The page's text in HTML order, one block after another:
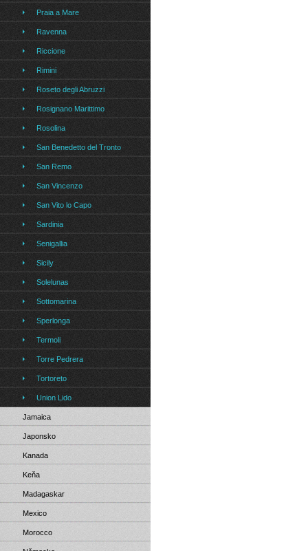
Praia a Mare
Ravenna
Riccione
Rimini
Roseto degli Abruzzi
Rosignano Marittimo
Rosolina
San Benedetto del Tronto
San Remo
San Vincenzo
San Vito lo Capo
Sardinia
Senigallia
Sicily
Solelunas
Sottomarina
Sperlonga
Termoli
Torre Pedrera
Tortoreto
Union Lido
Jamaica
Japonsko
Kanada
Keňa
Madagaskar
Mexico
Morocco